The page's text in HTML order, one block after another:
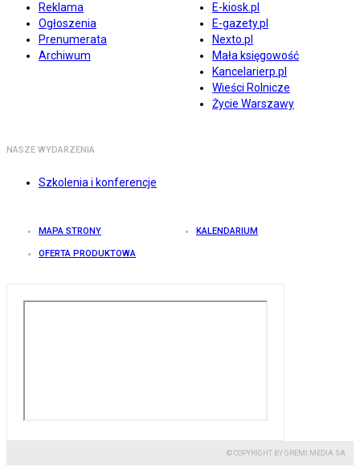
Reklama
Ogłoszenia
Prenumerata
Archiwum
E-kiosk.pl
E-gazety.pl
Nexto.pl
Mała księgowość
Kancelarierp.pl
Wieści Rolnicze
Życie Warszawy
NASZE WYDARZENIA
Szkolenia i konferencje
MAPA STRONY KALENDARIUM
OFERTA PRODUKTOWA
© COPYRIGHT BY GREMI MEDIA SA